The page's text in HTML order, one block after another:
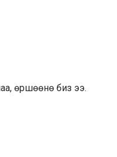
өршөөнө биз ээ.